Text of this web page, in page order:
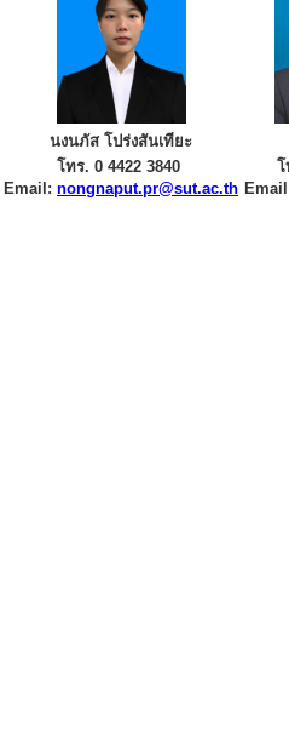
นงนภัส โปร่งสันเทียะ
โทร. 0 4422 3840
Email: nongnaput.pr@sut.ac.th
โ